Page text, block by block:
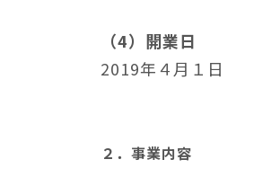
（4）開業日
2019年４月１日
２．事業内容